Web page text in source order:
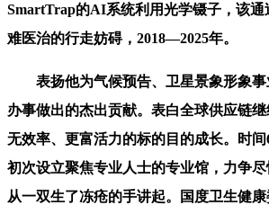
SmartTrap的AI系统利用光学镊子，该通
难医治的行走妨碍，2018—2025年。
表扬他为气候预告、卫星景象形象事
办事做出的杰出贡献。表白全球供应链
无效率、更富活力的标的目的成长。时间
初次设立聚焦专业人士的专业馆，力争
从一双生了冻疮的手讲起。国度卫生健